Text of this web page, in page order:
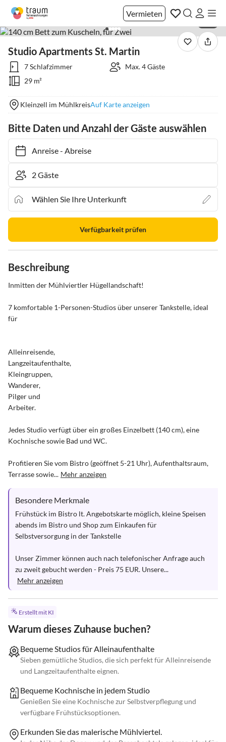
Vermieten
Studio Apartments St. Martin
7 Schlafzimmer
Max. 4 Gäste
29 m²
Kleinzell im MühlkreisAuf Karte anzeigen
Bitte Daten und Anzahl der Gäste auswählen
Anreise- Abreise
Verfügbarkeit prüfen
Beschreibung
Inmitten der Mühlviertler Hügellandschaft!
7 komfortable 1-Personen-Studios über unserer Tankstelle, ideal
für
Alleinreisende,
Langzeitaufenthalte,
Kleingruppen,
Wanderer,
Pilger und
Arbeiter.
Jedes Studio verfügt über ein großes Einzelbett (140 cm), eine
Kochnische sowie Bad und WC.
Profitieren Sie vom Bistro (geöffnet 5-21 Uhr), Aufenthaltsraum,
Terrasse sowie... Mehr anzeigen
Besondere Merkmale
Frühstück im Bistro lt. Angebotskarte möglich, kleine Speisen
abends im Bistro und Shop zum Einkaufen für
Selbstversorgung in der Tankstelle
Unser Zimmer können auch nach telefonischer Anfrage auch
zu zweit gebucht werden - Preis 75 EUR. Unsere...
Mehr anzeigen
Erstellt mit KI
Warum dieses Zuhause buchen?
Bequeme Studios für Alleinaufenthalte
Sieben gemütliche Studios, die sich perfekt für Alleinreisende
und Langzeitaufenthalte eignen.
Bequeme Kochnische in jedem Studio
Genießen Sie eine Kochnische zur Selbstverpflegung und
verfügbare Frühstücksoptionen.
Erkunden Sie das malerische Mühlviertel.